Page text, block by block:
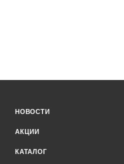
НОВОСТИ
АКЦИИ
КАТАЛОГ